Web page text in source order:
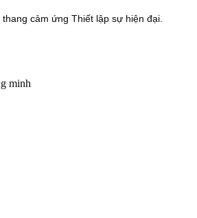
cảm ứng Thiết lập sự hiện đại.